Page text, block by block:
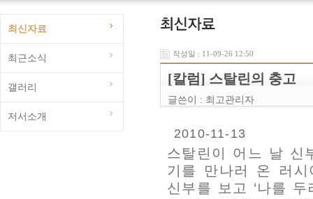
최신자료
최근소식
갤러리
저서소개
작성일 : 11-09-26 12:50
[칼럼] 스탈린의 충고
글쓴이 : 최고관리자
2010-11-13
스탈린이 어느 날 신
기를 만나러 온 러
신부를 보고 ‘나를